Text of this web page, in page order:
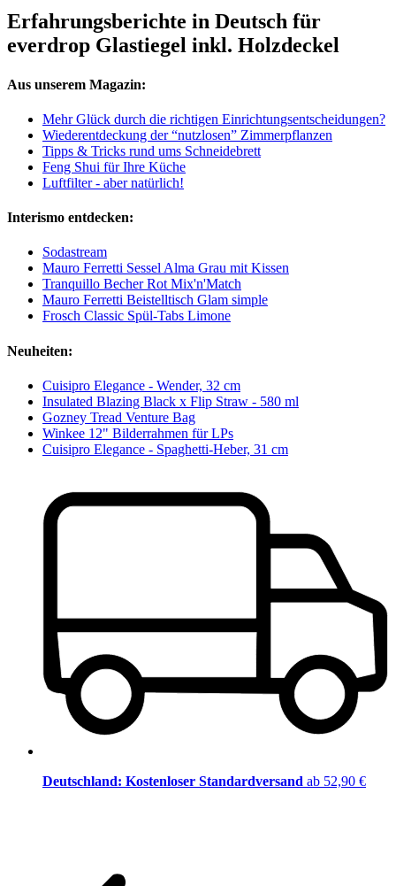
Erfahrungsberichte in Deutsch für
everdrop Glastiegel inkl. Holzdeckel
Aus unserem Magazin:
Mehr Glück durch die richtigen Einrichtungsentscheidungen?
Wiederentdeckung der “nutzlosen” Zimmerpflanzen
Tipps & Tricks rund ums Schneidebrett
Feng Shui für Ihre Küche
Luftfilter - aber natürlich!
Interismo entdecken:
Sodastream
Mauro Ferretti Sessel Alma Grau mit Kissen
Tranquillo Becher Rot Mix'n'Match
Mauro Ferretti Beistelltisch Glam simple
Frosch Classic Spül-Tabs Limone
Neuheiten:
Cuisipro Elegance - Wender, 32 cm
Insulated Blazing Black x Flip Straw - 580 ml
Gozney Tread Venture Bag
Winkee 12" Bilderrahmen für LPs
Cuisipro Elegance - Spaghetti-Heber, 31 cm
Deutschland: Kostenloser Standardversand ab 52,90 €